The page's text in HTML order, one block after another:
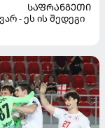
ᲡᲐᲤᲠᲐᲜᲒᲔᲗᲘ
- ეს ის შედეგი